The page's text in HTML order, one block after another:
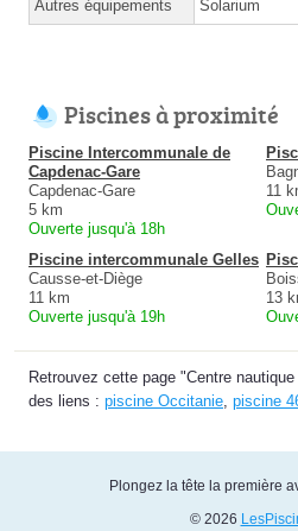
Autres équipements Solarium
Piscines à proximité
Piscine Intercommunale de
Capdenac-Gare
Capdenac-Gare
5 km
Ouverte jusqu'à 18h
11
Piscine intercommunale Gelles
Causse-et-Diège
11 km
Ouverte jusqu'à 19h
13
Retrouvez cette page "Centre
des liens : piscine Occitanie, piscine
Plongez la tête la première
© 2026